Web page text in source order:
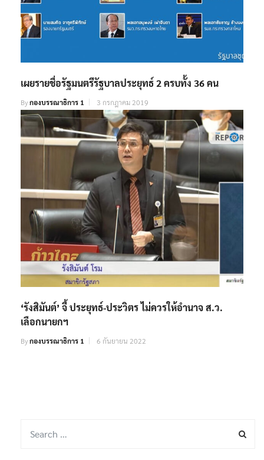
เผยรายชื่อรัฐมนตรีรัฐบาลประยุทธ์ 2 ครบทั้ง 36 คน
Byกองบรรณาธิการ 1 3 กรกฎาคม 2019
‘รังสิมันต์’ จี้ ประยุทธ์-ประวิตร ไม่ควรให้อำนาจ ส.ว.
เลือกนายกฯ
Byกองบรรณาธิการ 1 6 กันยายน 2022